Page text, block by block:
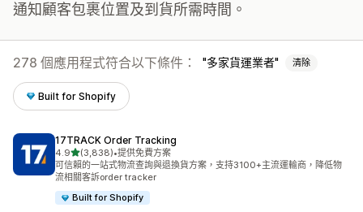
通知顧客包裹位置及到貨所需時間。
278 個應用程式符合以下條件： 多家貨運業者 清除
Built for Shopify
17TRACK Order Tracking
4.9滿分 5 顆星
(3,838)
共有 3838 則評價
•提供免費方案
可信賴的一站式物流查詢與退換貨方案，支持3100+主流運輸商，降低物
流相關客訴order tracker
Built for Shopify